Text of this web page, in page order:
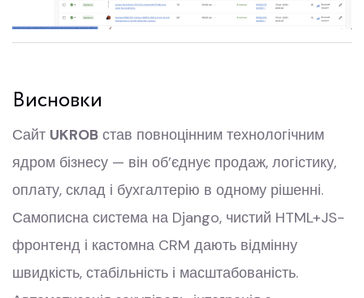
Висновки
Сайт UKROB став повноцінним технологічним
ядром бізнесу — він об’єднує продаж, логістику,
оплату, склад і бухгалтерію в одному рішенні.
Самописна система на Django, чистий HTML+JS-
фронтенд і кастомна CRM дають відмінну
швидкість, стабільність і масштабованість.